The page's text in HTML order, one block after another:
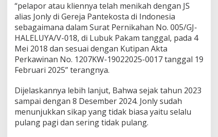
l
a
n
g
a
n
“pelapor atau kliennya telah menikah dengan JS
alias Jonly di Gereja Pantekosta di Indonesia
sebagaimana dalam Surat Pernikahan No. 005/GJ-
HALELUYA/V-018, di Lubuk Pakam tanggal, pada 4
Mei 2018 dan sesuai dengan Kutipan Akta
Perkawinan No. 1207KW-19022025-0017 tanggal 19
Februari 2025” terangnya.
Dijelaskannya lebih lanjut, Bahwa sejak tahun 2023
sampai dengan 8 Desember 2024. Jonly sudah
menunjukkan sikap yang tidak biasa yaitu selalu
pulang pagi dan sering tidak pulang.